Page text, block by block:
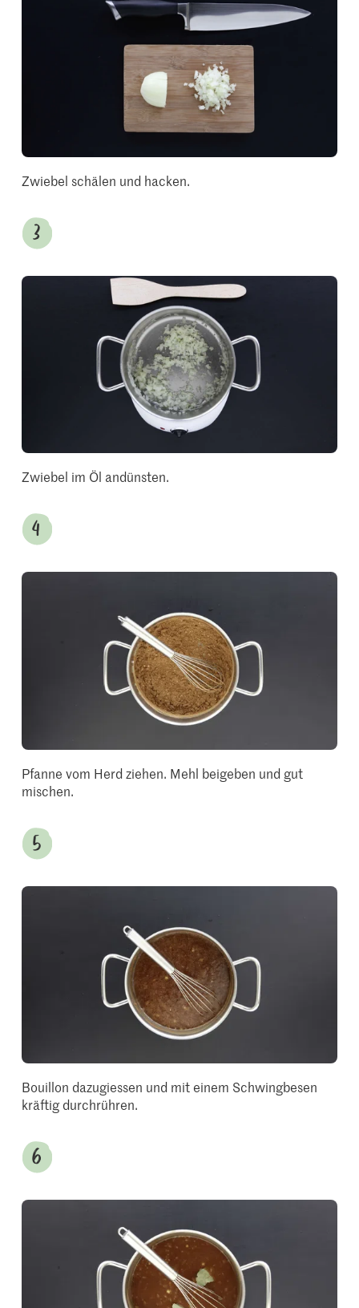
Zwiebel schälen und hacken.
Zwiebel im Öl andünsten.
Pfanne vom Herd ziehen. Mehl beigeben und gut
mischen.
Bouillon dazugiessen und mit einem Schwingbesen
kräftig durchrühren.